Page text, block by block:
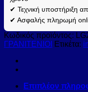
✔ Τεχνική υποστήριξη
✔ Ασφαλής πληρωμή
Κωδικός προϊόντος:
ΓΡΑΝΙΤΕΝΙΟΙ
Ετικέτα:
Επιπλέον